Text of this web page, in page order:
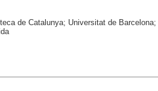
de Catalunya; Universitat de